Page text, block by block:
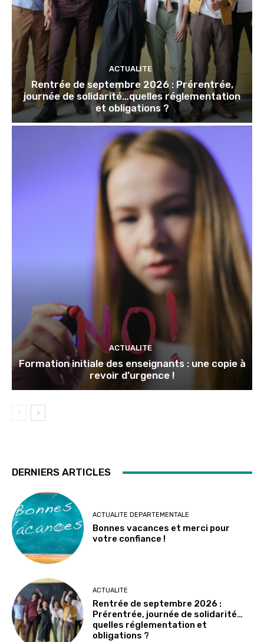
ACTUALITE
Rentrée de septembre 2026 : Prérentrée,
journée de solidarité…quelles réglementation
et obligations ?
ACTUALITE
Formation initiale des enseignants : une copie à
revoir d’urgence !
DERNIERS ARTICLES
ACTUALITE DEPARTEMENTALE
Bonnes vacances et merci pour
votre confiance !
ACTUALITE
Rentrée de septembre 2026 :
Prérentrée, journée de solidarité…
quelles réglementation et
obligations ?